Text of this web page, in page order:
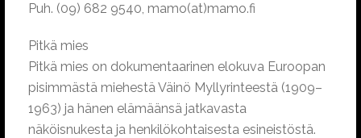
Puh. (09) 682 9540, mamo(at)mamo.fi
Pitkä mies
Pitkä mies on dokumentaarinen elokuva Euroopan
pisimmästä miehestä Väinö Myllyrinteestä (1909–
1963) ja hänen elämäänsä jatkavasta
näköisnukesta ja henkilökohtaisesta esineistöstä.